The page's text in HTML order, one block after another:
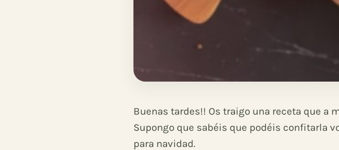
Buenas tardes!! Os traigo una receta que a
Supongo que sabéis que podéis confitarla
para navidad.